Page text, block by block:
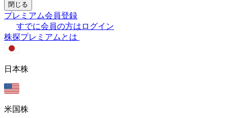
閉じる
プレミアム会員登録
すでに会員の方はログイン
株探プレミアムとは
日本株
米国株